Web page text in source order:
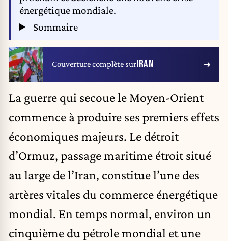
énergétique mondiale.
Sommaire
Couverture complète surIRAN
La guerre qui secoue le Moyen-Orient
commence à produire ses premiers effets
économiques majeurs. Le détroit
d’Ormuz, passage maritime étroit situé
au large de l’Iran, constitue l’une des
artères vitales du commerce énergétique
mondial. En temps normal, environ un
cinquième du pétrole mondial et une